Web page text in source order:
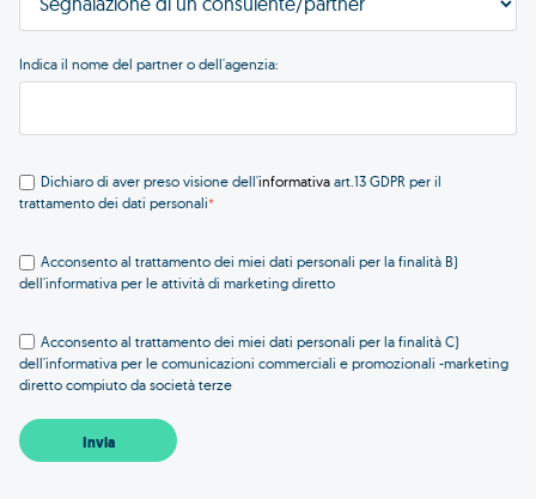
Indica il nome del partner o dell'agenzia:
Dichiaro di aver preso visione dell'informativaart.13 GDPR per il
trattamento dei dati personali*
Acconsento al trattamento dei miei dati personali per la finalità B)
dell'informativa per le attività di marketing diretto
Acconsento al trattamento dei miei dati personali per la finalità C)
dell'informativa per le comunicazioni commerciali e promozionali -marketing
diretto compiuto da società terze